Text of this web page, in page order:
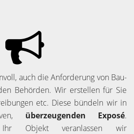
auch die Anforderung von Bau-
Behörden. Wir erstellen für Sie
etc. Diese bündeln wir in
überzeugenden Exposé.
Objekt veranlassen wir